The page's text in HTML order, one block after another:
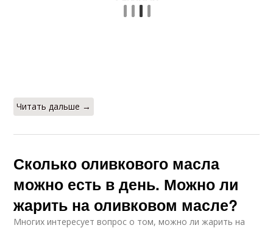
Читать дальше →
Сколько оливкового масла
можно есть в день. Можно ли
жарить на оливковом масле?
Многих интересует вопрос о том, можно ли жарить на